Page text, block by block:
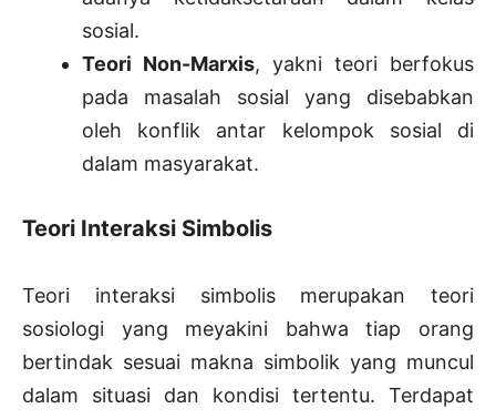
sosial.
Teori Non-Marxis, yakni teori berfokus
pada masalah sosial yang disebabkan
oleh konflik antar kelompok sosial di
dalam masyarakat.
Teori Interaksi Simbolis
Teori interaksi simbolis merupakan teori
sosiologi yang meyakini bahwa tiap orang
bertindak sesuai makna simbolik yang muncul
dalam situasi dan kondisi tertentu. Terdapat